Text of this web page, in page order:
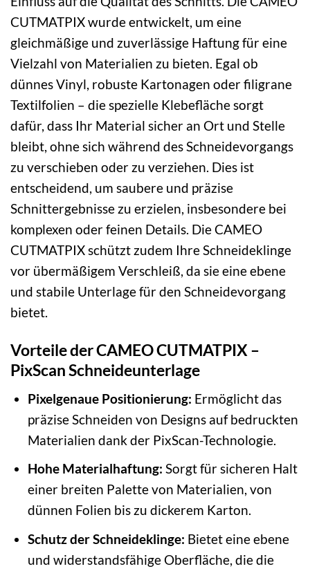
CUTMATPIX wurde entwickelt, um eine
gleichmäßige und zuverlässige Haftung für eine
Vielzahl von Materialien zu bieten. Egal ob
dünnes Vinyl, robuste Kartonagen oder filigrane
Textilfolien – die spezielle Klebefläche sorgt
dafür, dass Ihr Material sicher an Ort und Stelle
bleibt, ohne sich während des Schneidevorgangs
zu verschieben oder zu verziehen. Dies ist
entscheidend, um saubere und präzise
Schnittergebnisse zu erzielen, insbesondere bei
komplexen oder feinen Details. Die CAMEO
CUTMATPIX schützt zudem Ihre Schneideklinge
vor übermäßigem Verschleiß, da sie eine ebene
und stabile Unterlage für den Schneidevorgang
bietet.
Vorteile der CAMEO CUTMATPIX –
PixScan Schneideunterlage
Pixelgenaue Positionierung: Ermöglicht das
präzise Schneiden von Designs auf bedruckten
Materialien dank der PixScan-Technologie.
Hohe Materialhaftung: Sorgt für sicheren Halt
einer breiten Palette von Materialien, von
dünnen Folien bis zu dickerem Karton.
Schutz der Schneideklinge: Bietet eine ebene
und widerstandsfähige Oberfläche, die die